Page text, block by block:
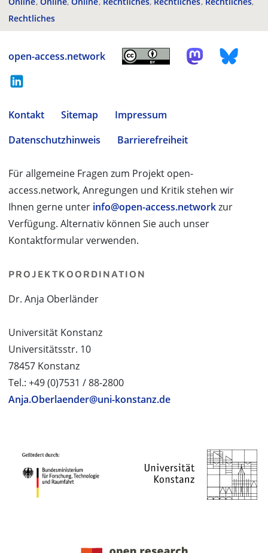
Rechtliches
open-access.network
Kontakt Sitemap
Impressum
Datenschutzhinweis
Barrierefreiheit
Für allgemeine Fragen zum Projekt open-
access.network, Anregungen und Kritik stehen wir
Ihnen gerne unter info@open-access.networkzur
Verfügung. Alternativ können Sie auch unser
Kontaktformular verwenden.
PROJEKTKOORDINATION
Dr. Anja Oberländer
Universität Konstanz
Universitätsstr. 10
78457 Konstanz
Tel.: +49 (0)7531 / 88-2800
Anja.Oberlaender@uni-konstanz.de